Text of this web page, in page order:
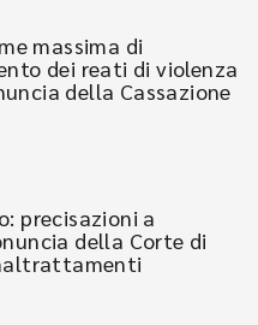
massima di
dei reati di violenza
della Cassazione
precisazioni a
della Corte di